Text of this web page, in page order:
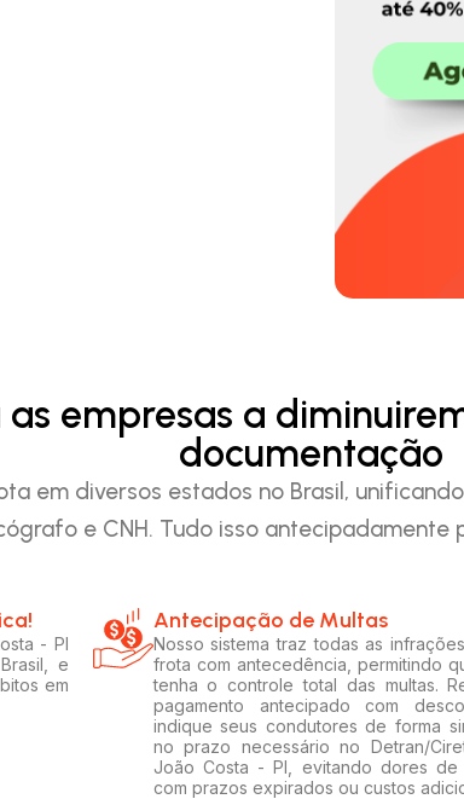
as empresas a
documentação
em diversos estados no Brasil,
e CNH. Tudo isso
- PI
e
em
Antecipação de Multas
Nosso sistema traz todas as
frota com antecedência, permitindo
tenha o controle total das multas.
pagamento antecipado com
indique seus condutores de forma
no prazo necessário no Detran/
João Costa - PI, evitando dores de
com prazos expirados ou custos